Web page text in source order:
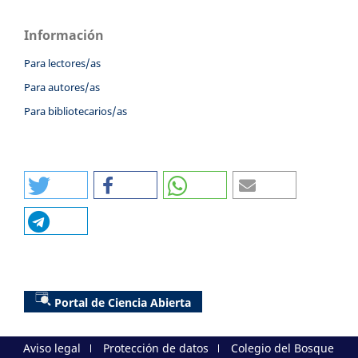
Información
Para lectores/as
Para autores/as
Para bibliotecarios/as
Portal de Ciencia Abierta
Aviso legal Protección de datos
Colegio del Bosque